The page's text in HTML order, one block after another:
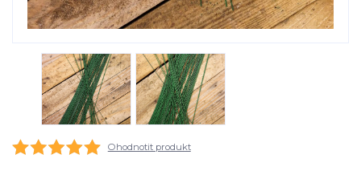
Ohodnotit produkt